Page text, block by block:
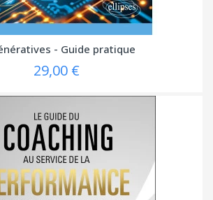
- Guide pratique
29,00 €